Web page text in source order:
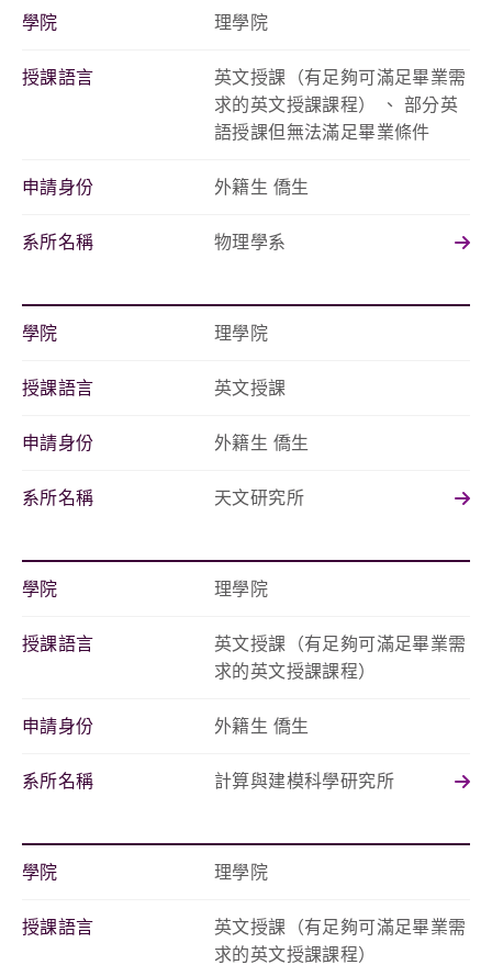
學院 理學院
授課語言
英文授課（有足夠可滿足畢業需
求的英文授課課程） 、 部分英
語授課但無法滿足畢業條件
申請身份 外籍生 僑生
系所名稱 物理學系
學院 理學院
授課語言 英文授課
申請身份 外籍生 僑生
系所名稱 天文研究所
學院 理學院
授課語言
英文授課（有足夠可滿足畢業需
求的英文授課課程）
申請身份 外籍生 僑生
系所名稱 計算與建模科學研究所
學院 理學院
授課語言
英文授課（有足夠可滿足畢業需
求的英文授課課程）